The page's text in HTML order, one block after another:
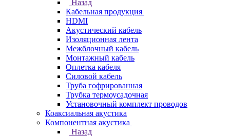
Назад
Кабельная продукция
HDMI
Акустический кабель
Изоляционная лента
Межблочный кабель
Монтажный кабель
Оплетка кабеля
Силовой кабель
Труба гофрированная
Трубка термоусадочная
Установочный комплект проводов
Коаксиальная акустика
Компонентная акустика
Назад